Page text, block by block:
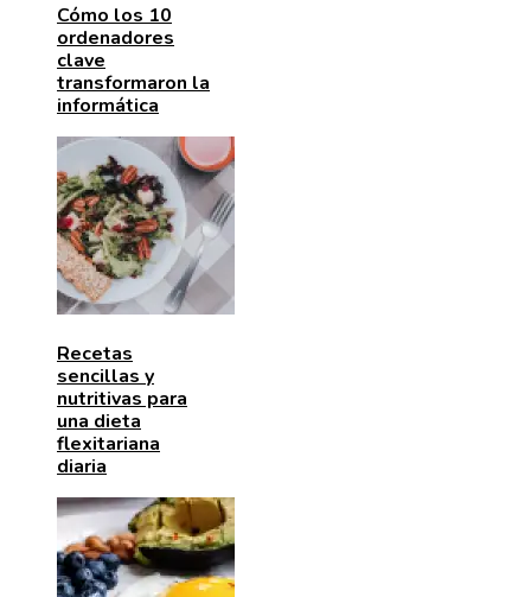
Cómo los 10
ordenadores
clave
transformaron la
informática
Recetas
sencillas y
nutritivas para
una dieta
flexitariana
diaria